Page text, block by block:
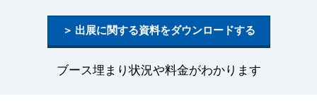
＞ 出展に関する資料をダウンロードする
ブース埋まり状況や料金がわかります